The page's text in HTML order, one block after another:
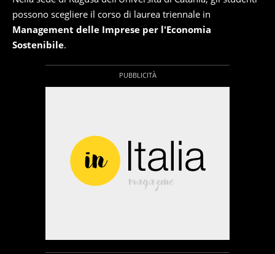
possono scegliere il corso di laurea triennale in
Management delle Imprese per l'Economia
Sostenibile.